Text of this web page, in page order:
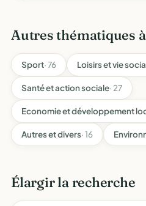
Autres thématiques
Sport· 76 Loisirs et vie
Santé et action sociale· 27
Economie et développement
Autres et divers· 16
Élargir la recherche